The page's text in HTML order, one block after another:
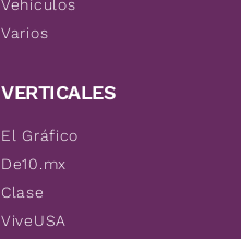
Vehículos
Varios
VERTICALES
El Gráfico
De10.mx
Clase
ViveUSA